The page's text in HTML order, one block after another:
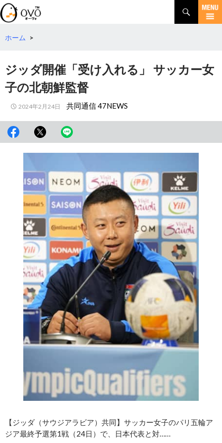
検
索
コ
テ
へ
動
ホーム >
ジッダ開催「受け入れる」 サッカー女
子の北朝鮮監督
2024年2月24日 共同通信 47NEWS
【ジッダ（サウジアラビア）共同】サッカー女子のパリ五輪ア
ジア最終予選第1戦（24日）で、日本代表と対……